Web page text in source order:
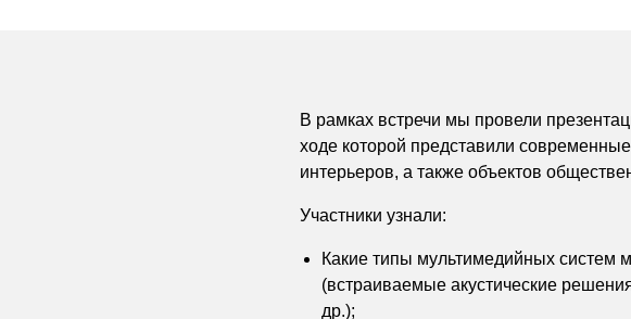
В рамках встречи мы провели
ходе которой представили
интерьеров, а также объектов
Участники узнали:
Какие типы мультимедийных систем
(встраиваемые акустические
др.);